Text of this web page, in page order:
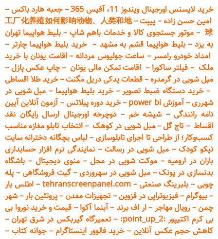
خرید لایسنس اورجینال ویندوز 11، آفیس 365
–جعبه هارد باکس –
امین حسن زاده– پیپت–
工厂化养殖如何影响动物、人类和地
球
– موتور جستجوی کالا و خدمات باهم شاپ– بلیط هواپیما تهران
به یزد–بلیط هواپیما قشم به مشهد –خرید بلیط هواپیما چارتر –
امداد خودرو رامسر– ساعت جولیوس مردانه–اقامت یونان با خرید
ملک – فیلتر ساکورا – اقامت تمکن مالی یونان –چاپ عکس پازل –
مبل شویی در گرمدره–قطعاتیدکی دریل مگنت–خرید طلا اقساطی
–خرید دستگاه ضبط تصویر–خرید بلیط هواپیما –مبل شویی در
شهرری–آموزش power bi –خرید دورهپیلاتس–آزمون آنلاین آیین
نامه رانندگی– شیشه خم – دوچرخه اورجینال ارسال رایگان نقد
اقساط – تاج گل–مبل شویی در کوهک–انتخاب تابلو مغازه مناسب
کسب‌وکار؛ از طراحی تا اجرای تابلوسازی– لباس بچگانه دخترانه سایت
نیکو کودک – مبل شویی در رسالت – نمایندگی نرم افزار حسابداری
باران در ارومیه–موکت شویی در محل–منوی دیجیتال – باشگاه
بدنسازی در پونک–مبل شویی در سهروردی–گیت فروشگاهی – پله
چوبی – بلبرینگ صنعتی–
tehranscreenpanel.com
–اطلس بار
–بیوگرام–فیزیوتراپی در قزوین– تجهیزات معدن–پروتئین بار–شهر
چمن– رویال مهاجر –ار اف برند –آبنما آکوا – قیمت و خرید نوروا بی
بی کرم اکتیپور :point_up_2:
– تعمیرگاه گیربکس در شرق تهران–
کاهش حجم عکس آنلاین–خرید فالوور اینستاگرام–جوانه کتاب –